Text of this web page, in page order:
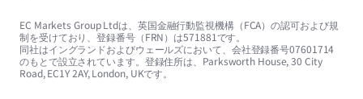
EC Markets Group Ltdは、英国金融行動監視機構（FCA）の認可および規
制を受けており、登録番号（FRN）は571881です。
同社はイングランドおよびウェールズにおいて、会社登録番号07601714
のもとで設立されています。登録住所は、Parksworth House, 30 City
Road, EC1Y 2AY, London, UKです。